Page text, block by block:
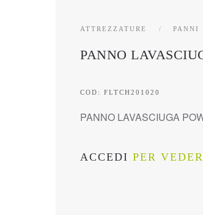
ATTREZZATURE PANNI
PANNO
COD: FLTCH201020
PANNO LAVASCIUGA
ACCEDI PER